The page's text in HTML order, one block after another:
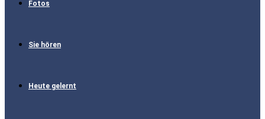
Fotos
Sie hören
Heute gelernt